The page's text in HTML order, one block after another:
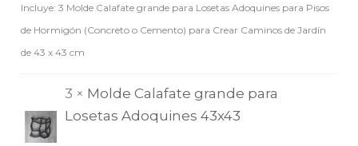
Incluye: 3 Molde Calafate grande para Losetas Adoquines para Pisos
de Hormigón (Concreto o Cemento) para Crear Caminos de Jardín
de 43 x 43 cm
3 × Molde Calafate grande para
Losetas Adoquines 43x43